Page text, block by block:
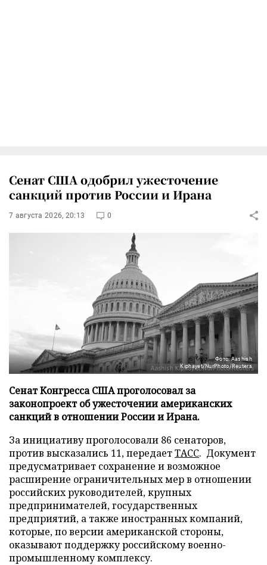
Сенат США одобрил ужесточение
санкций против России и Ирана
7 августа 2026, 20:13 0
Фото: Aashish
Kiphayet/NurPhoto/Reuters
Сенат Конгресса США проголосовал за
законопроект об ужесточении американских
санкций в отношении России и Ирана.
За инициативу проголосовали 86 сенаторов,
против высказались 11, передаетТАСС. Документ
предусматривает сохранение и возможное
расширение ограничительных мер в отношении
российских руководителей, крупных
предпринимателей, государственных
предприятий, а также иностранных компаний,
которые, по версии американской стороны,
оказывают поддержку российскому военно-
промышленному комплексу.